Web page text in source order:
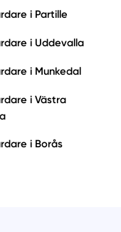
i Partille
i Uddevalla
i Munkedal
i Västra
i Borås